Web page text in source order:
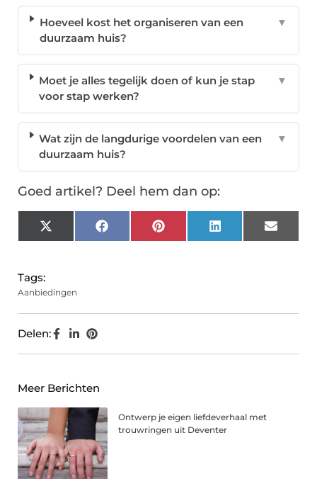
Hoeveel kost het organiseren van een
duurzaam huis?
▼
Moet je alles tegelijk doen of kun je stap
voor stap werken?
▼
Wat zijn de langdurige voordelen van een
duurzaam huis?
▼
Goed artikel? Deel hem dan op:
X
(Twitter)
FacebookPinterest LinkedIn Email
Tags:
Aanbiedingen
Delen:
Meer Berichten
Ontwerp je eigen liefdeverhaal met
trouwringen uit Deventer